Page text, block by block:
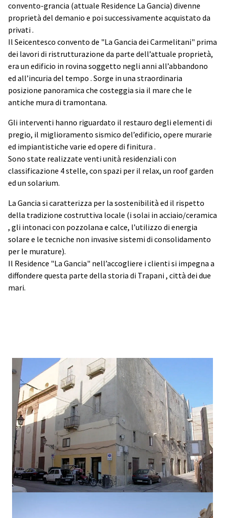
convento-grancia (attuale Residence La Gancia) divenne
proprietà del demanio e poi successivamente acquistato da
privati .
Il Seicentesco convento de "La Gancia dei Carmelitani" prima
dei lavori di ristrutturazione da parte dell’attuale proprietà,
era un edificio in rovina soggetto negli anni all’abbandono
ed all’incuria del tempo . Sorge in una straordinaria
posizione panoramica che costeggia sia il mare che le
antiche mura di tramontana.
Gli interventi hanno riguardato il restauro degli elementi di
pregio, il miglioramento sismico del’edificio, opere murarie
ed impiantistiche varie ed opere di finitura .
Sono state realizzate venti unità residenziali con
classificazione 4 stelle, con spazi per il relax, un roof garden
ed un solarium.
La Gancia si caratterizza per la sostenibilità ed il rispetto
della tradizione costruttiva locale (i solai in acciaio/ceramica
, gli intonaci con pozzolana e calce, l’utilizzo di energia
solare e le tecniche non invasive sistemi di consolidamento
per le murature).
Il Residence "La Gancia" nell’accogliere i clienti si impegna a
diffondere questa parte della storia di Trapani , città dei due
mari.